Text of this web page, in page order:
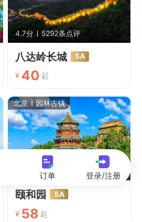
4.7分 5292条点评
八达岭长城 5A
¥ 40 起
北京 园林古镇
4801条点评
颐和园 5A
¥ 58 起
订单 登录/注册